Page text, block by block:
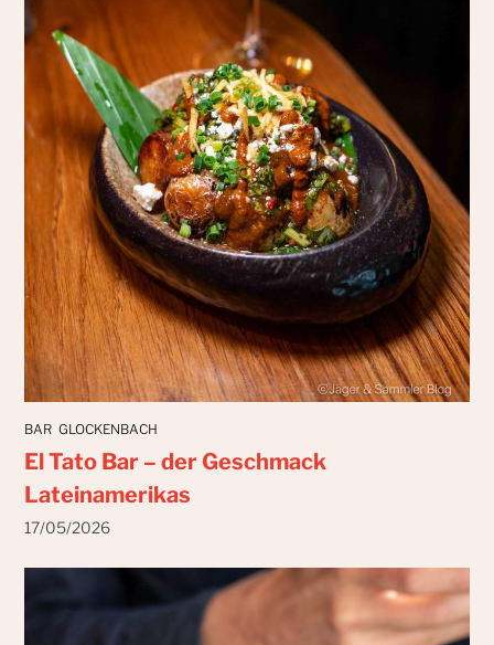
BAR GLOCKENBACH
El Tato Bar – der Geschmack
Lateinamerikas
17/05/2026